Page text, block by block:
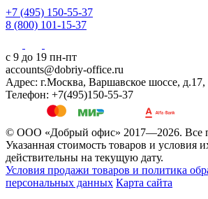
+7 (495) 150-55-37
8 (800) 101-15-37
с 9 до 19 пн-пт
accounts@dobriy-office.ru
Адрес: г.Москва, Варшавское шоссе, д.17,
Телефон: +7(495)150-55-37
© ООО «Добрый офис» 2017—2026. Все
Указанная стоимость товаров и условия
действительны на текущую дату.
Условия продажи товаров и политика
персональных данных Карта сайта